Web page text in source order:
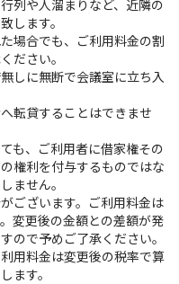
列や人溜まりなど、近隣の
します。
場合でも、ご利用料金の割
ださい。
しに無断で会議室に立ち入
転貸することはできませ
も、ご利用者に借家権その
権利を付与するものではな
ません。
ございます。ご利用料金は
変更後の金額との差額が発
ので予めご了承ください。
用料金は変更後の税率で算
ます。